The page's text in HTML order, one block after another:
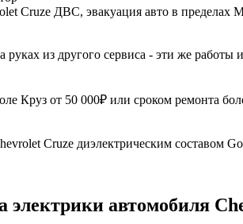
Cruze ДВС, эвакуация авто в
руках из другого сервиса - эти же работы
Круз от 50 000₽ или сроком ремонта
Cruze диэлектрическим составом
электрики автомобиля